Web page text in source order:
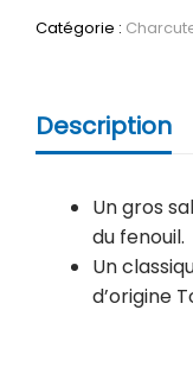
Catégorie :
Description
Un gros
du fenouil.
Un
d’origine